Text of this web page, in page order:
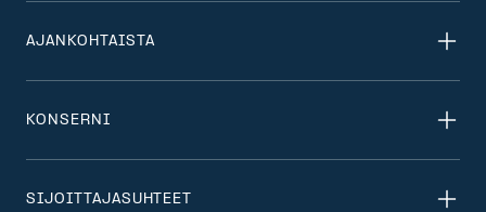
AJANKOHTAISTA
KONSERNI
SIJOITTAJASUHTEET